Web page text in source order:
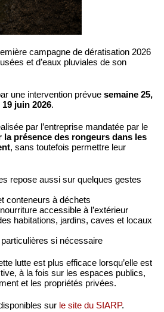
campagne de dératisation 2026
et d’eaux pluviales de son
une intervention prévue semaine 25,
juin 2026.
par l’entreprise mandatée par le
la présence des rongeurs dans les
, sans toutefois permettre leur
repose aussi sur quelques gestes
conteneurs à déchets
accessible à l’extérieur
habitations, jardins, caves et locaux
si nécessaire
lutte est plus efficace lorsqu’elle est
à la fois sur les espaces publics,
et les propriétés privées.
sur le site du SIARP.